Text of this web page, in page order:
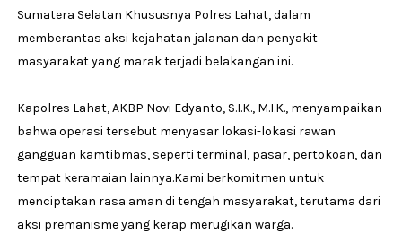
Sumatera Selatan Khususnya Polres Lahat, dalam
memberantas aksi kejahatan jalanan dan penyakit
masyarakat yang marak terjadi belakangan ini.
Kapolres Lahat, AKBP Novi Edyanto, S.I.K., M.I.K., menyampaikan
bahwa operasi tersebut menyasar lokasi-lokasi rawan
gangguan kamtibmas, seperti terminal, pasar, pertokoan, dan
tempat keramaian lainnya.Kami berkomitmen untuk
menciptakan rasa aman di tengah masyarakat, terutama dari
aksi premanisme yang kerap merugikan warga.